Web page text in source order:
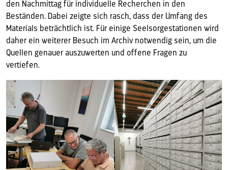
den Nachmittag für individuelle Recherchen in den
Beständen. Dabei zeigte sich rasch, dass der Umfang des
Materials beträchtlich ist. Für einige Seelsorgestationen wird
daher ein weiterer Besuch im Archiv notwendig sein, um die
Quellen genauer auszuwerten und offene Fragen zu
vertiefen.